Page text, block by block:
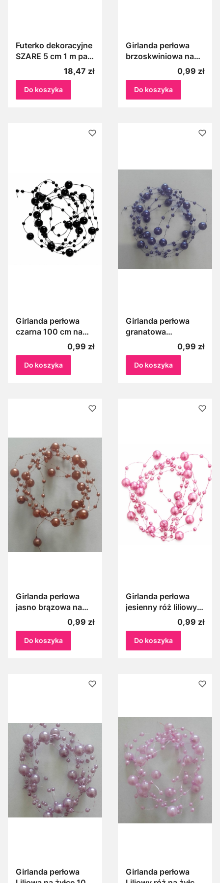
Futerko dekoracyjne
SZARE 5 cm 1 m pas
futerka popielate do
dekoracji, materiał
dekoracyjny
świąteczne
Cena
18,47 zł
Do koszyka
Girlanda perłowa
brzoskwiniowa na
żyłce, Perełki na
żyłce brzoskwiniowe
1m
Cena
0,99 zł
Do koszyka
Girlanda perłowa
czarna 100 cm na
żyłce perełki czarne
koraliki
Cena
0,99 zł
Do koszyka
Girlanda perłowa
granatowa
zgaszona na żyłce
100 cm Perełki na
żyłce zgaszone
granatowe 1 m
Cena
0,99 zł
Do koszyka
Girlanda perłowa
jasno brązowa na
żyłce 100 cm Perełki
na żyłce jasny brąz 1
Cena
0,99 zł
Do koszyka
Girlanda perłowa
jesienny róż liliowy
na żyłce 100 cm
perełki różowe 1 m
Cena
0,99 zł
Do koszyka
Girlanda perłowa
Girlanda perłowa